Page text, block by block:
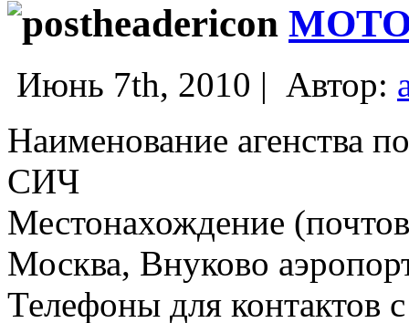
Июнь 7th, 2010 | Автор:
Наименование
СИЧ
Местонахождение
Москва, Внуково
Телефоны для контактов